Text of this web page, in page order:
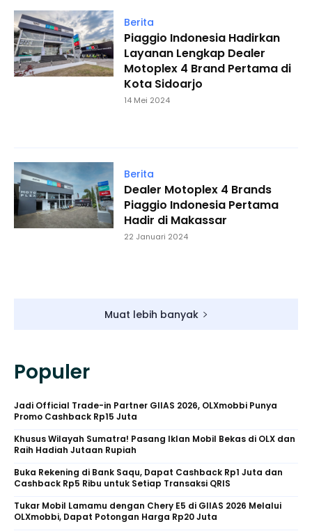
Berita
Piaggio Indonesia Hadirkan
Layanan Lengkap Dealer
Motoplex 4 Brand Pertama di
Kota Sidoarjo
14 Mei 2024
Berita
Dealer Motoplex 4 Brands
Piaggio Indonesia Pertama
Hadir di Makassar
22 Januari 2024
Muat lebih banyak
Populer
Jadi Official Trade-in Partner GIIAS 2026, OLXmobbi Punya
Promo Cashback Rp15 Juta
Khusus Wilayah Sumatra! Pasang Iklan Mobil Bekas di OLX dan
Raih Hadiah Jutaan Rupiah
Buka Rekening di Bank Saqu, Dapat Cashback Rp1 Juta dan
Cashback Rp5 Ribu untuk Setiap Transaksi QRIS
Tukar Mobil Lamamu dengan Chery E5 di GIIAS 2026 Melalui
OLXmobbi, Dapat Potongan Harga Rp20 Juta